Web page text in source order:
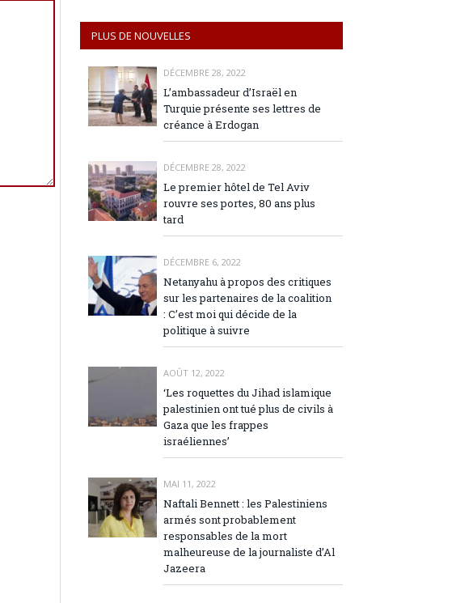
PLUS DE NOUVELLES
DÉCEMBRE 28, 2022
L’ambassadeur d’Israël en
Turquie présente ses lettres de
créance à Erdogan
DÉCEMBRE 28, 2022
Le premier hôtel de Tel Aviv
rouvre ses portes, 80 ans plus
tard
DÉCEMBRE 6, 2022
Netanyahu à propos des critiques
sur les partenaires de la coalition
: C’est moi qui décide de la
politique à suivre
AOÛT 12, 2022
‘Les roquettes du Jihad islamique
palestinien ont tué plus de civils à
Gaza que les frappes
israéliennes’
MAI 11, 2022
Naftali Bennett : les Palestiniens
armés sont probablement
responsables de la mort
malheureuse de la journaliste d’Al
Jazeera